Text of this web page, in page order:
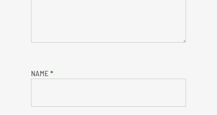
NAME *